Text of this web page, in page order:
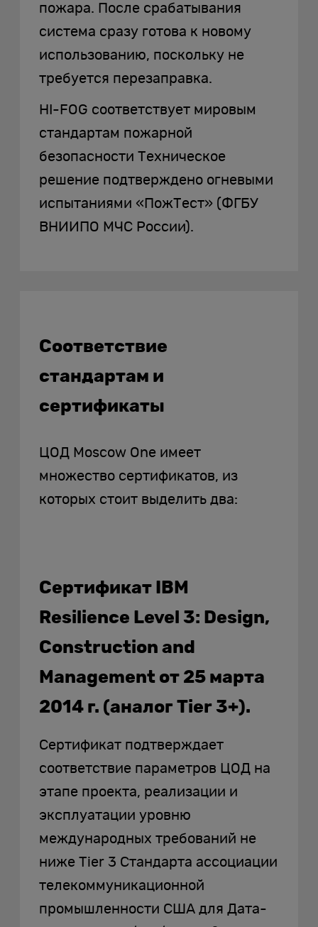
пожара. После срабатывания
система сразу готова к новому
использованию, поскольку не
требуется перезаправка.
HI-FOG соответствует мировым
стандартам пожарной
безопасности Техническое
решение подтверждено огневыми
испытаниями «ПожТест» (ФГБУ
ВНИИПО МЧС России).
Соответствие
стандартам и
сертификаты
ЦОД Moscow One имеет
множество сертификатов, из
которых стоит выделить два:
Сертификат IBM
Resilience Level 3: Design,
Construction and
Management от 25 марта
2014 г. (аналог Tier 3+).
Сертификат подтверждает
соответствие параметров ЦОД на
этапе проекта, реализации и
эксплуатации уровню
международных требований не
ниже Tier 3 Стандарта ассоциации
телекоммуникационной
промышленности США для Дата-